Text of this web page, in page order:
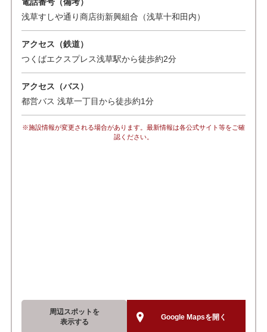
浅草すしや通り商店街新興組合（浅草十和田内）
アクセス（鉄道）
つくばエクスプレス浅草駅から徒歩約2分
アクセス（バス）
都営バス 浅草一丁目から徒歩約1分
※施設情報が変更される場合があります。最新情報は各公式サイト等をご確
認ください。
周辺スポットを
表示する
Google Mapsを開く